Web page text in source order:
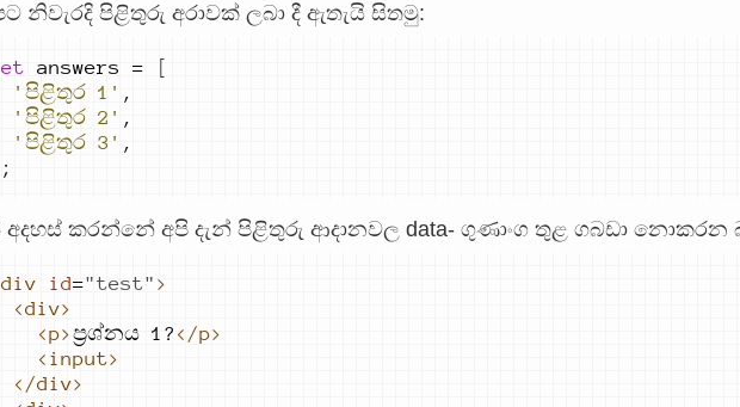
නිවැරදි පිළිතුරු අරාවක් ලබා දී ඇතැයි සිතමු:
answers =
[
'පිළිතුර 1' ,
'පිළිතුර 2' ,
'පිළිතුර 3' ,
;
කරන්නේ අපි දැන් පිළිතුරු ආදානවල data- ගුණාංග තුළ ගබඩා නොකරන
id="test" >
<div>
<p>ප්‍රශ්නය 1? </p>
<input>
</div>